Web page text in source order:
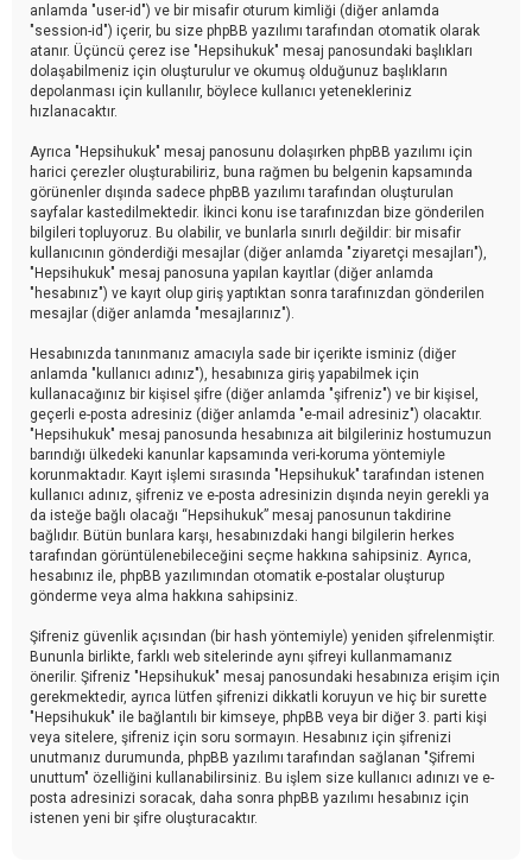
anlamda "user-id") ve bir misafir oturum kimliği (diğer anlamda
"session-id") içerir, bu size phpBB yazılımı tarafından otomatik olarak
atanır. Üçüncü çerez ise "Hepsihukuk" mesaj panosundaki başlıkları
dolaşabilmeniz için oluşturulur ve okumuş olduğunuz başlıkların
depolanması için kullanılır, böylece kullanıcı yetenekleriniz
hızlanacaktır.
Ayrıca "Hepsihukuk" mesaj panosunu dolaşırken phpBB yazılımı için
harici çerezler oluşturabiliriz, buna rağmen bu belgenin kapsamında
görünenler dışında sadece phpBB yazılımı tarafından oluşturulan
sayfalar kastedilmektedir. İkinci konu ise tarafınızdan bize gönderilen
bilgileri topluyoruz. Bu olabilir, ve bunlarla sınırlı değildir: bir misafir
kullanıcının gönderdiği mesajlar (diğer anlamda "ziyaretçi mesajları"),
"Hepsihukuk" mesaj panosuna yapılan kayıtlar (diğer anlamda
"hesabınız") ve kayıt olup giriş yaptıktan sonra tarafınızdan gönderilen
mesajlar (diğer anlamda "mesajlarınız").
Hesabınızda tanınmanız amacıyla sade bir içerikte isminiz (diğer
anlamda "kullanıcı adınız"), hesabınıza giriş yapabilmek için
kullanacağınız bir kişisel şifre (diğer anlamda "şifreniz") ve bir kişisel,
geçerli e-posta adresiniz (diğer anlamda "e-mail adresiniz") olacaktır.
"Hepsihukuk" mesaj panosunda hesabınıza ait bilgileriniz hostumuzun
barındığı ülkedeki kanunlar kapsamında veri-koruma yöntemiyle
korunmaktadır. Kayıt işlemi sırasında "Hepsihukuk" tarafından istenen
kullanıcı adınız, şifreniz ve e-posta adresinizin dışında neyin gerekli ya
da isteğe bağlı olacağı “Hepsihukuk” mesaj panosunun takdirine
bağlıdır. Bütün bunlara karşı, hesabınızdaki hangi bilgilerin herkes
tarafından görüntülenebileceğini seçme hakkına sahipsiniz. Ayrıca,
hesabınız ile, phpBB yazılımından otomatik e-postalar oluşturup
gönderme veya alma hakkına sahipsiniz.
Şifreniz güvenlik açısından (bir hash yöntemiyle) yeniden şifrelenmiştir.
Bununla birlikte, farklı web sitelerinde aynı şifreyi kullanmamanız
önerilir. Şifreniz "Hepsihukuk" mesaj panosundaki hesabınıza erişim için
gerekmektedir, ayrıca lütfen şifrenizi dikkatli koruyun ve hiç bir surette
"Hepsihukuk" ile bağlantılı bir kimseye, phpBB veya bir diğer 3. parti kişi
veya sitelere, şifreniz için soru sormayın. Hesabınız için şifrenizi
unutmanız durumunda, phpBB yazılımı tarafından sağlanan "Şifremi
unuttum" özelliğini kullanabilirsiniz. Bu işlem size kullanıcı adınızı ve e-
posta adresinizi soracak, daha sonra phpBB yazılımı hesabınız için
istenen yeni bir şifre oluşturacaktır.